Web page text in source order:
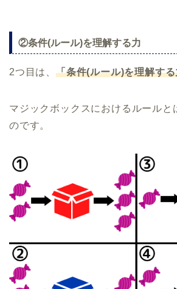
②条件(ルール)を理解する力
2つ目は、 「条件(ルール)を理解す
マジックボックスにおけるルールと
のです。